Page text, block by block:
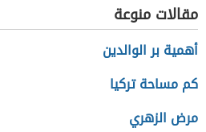
مقالات منوعة
أهمية بر الوالدين
كم مساحة تركيا
مرض الزهري